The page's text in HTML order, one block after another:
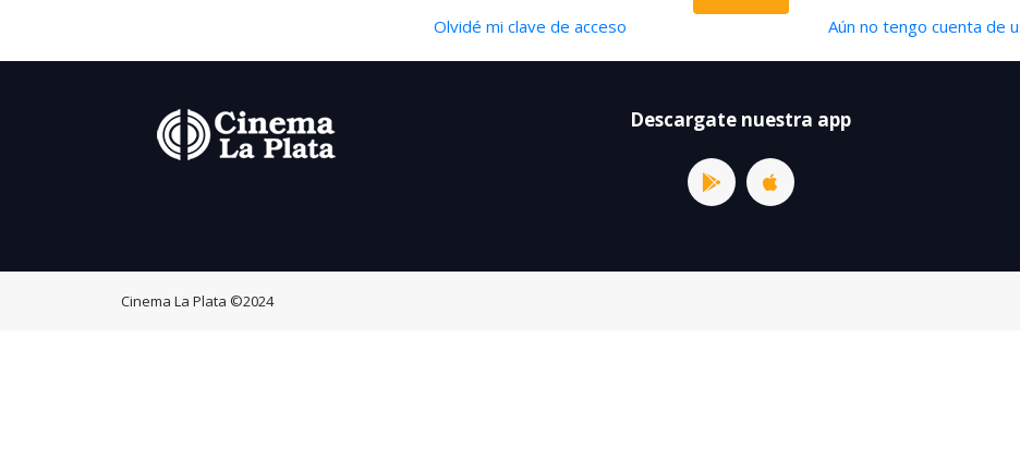
Olvidé mi clave de acceso Aún no tengo cuenta de
Descargate nuestra app
Cinema La Plata ©2024